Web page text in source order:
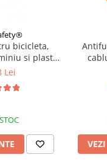
bicicleta,
si plastic
culori
Lei